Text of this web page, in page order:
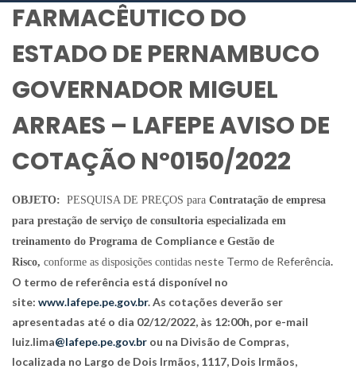
FARMACÊUTICO DO
ESTADO DE PERNAMBUCO
GOVERNADOR MIGUEL
ARRAES – LAFEPE AVISO DE
COTAÇÃO Nº0150/2022
OBJETO: PESQUISA DE PREÇOS para Contratação de empresa
para prestação de serviço de consultoria especializada em
treinamento do Programa de Compliance e Gestão de
Risco, conforme as disposições contidas neste Termo de Referência.
O termo de referência está disponível no
site: www.lafepe.pe.gov.br. As cotações deverão ser
apresentadas até o dia 02/12/2022, às 12:00h, por e-mail
luiz.lima@lafepe.pe.gov.br ou na Divisão de Compras,
localizada no Largo de Dois Irmãos, 1117, Dois Irmãos,